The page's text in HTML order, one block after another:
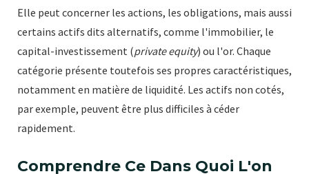
Elle peut concerner les actions, les obligations, mais aussi
certains actifs dits alternatifs, comme l'immobilier, le
capital-investissement (private equity) ou l'or. Chaque
catégorie présente toutefois ses propres caractéristiques,
notamment en matière de liquidité. Les actifs non cotés,
par exemple, peuvent être plus difficiles à céder
rapidement.
Comprendre Ce Dans Quoi L'on